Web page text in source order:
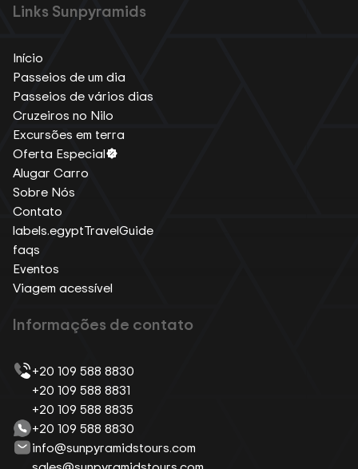
Links Sunpyramids
Início
Passeios de um dia
Passeios de vários dias
Cruzeiros no Nilo
Excursões em terra
Oferta Especial
Alugar Carro
Sobre Nós
Contato
labels.egyptTravelGuide
faqs
Eventos
Viagem acessível
Informações de contato
+20 109 588 8830
+20 109 588 8831
+20 109 588 8835
+20 109 588 8830
info@sunpyramidstours.com